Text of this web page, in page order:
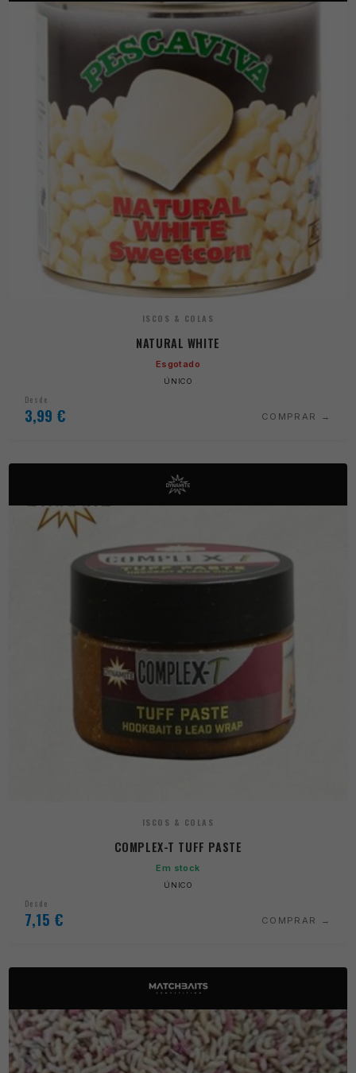
ISCOS & COLAS
NATURAL WHITE
Esgotado
ÚNICO
Desde
3,99 € COMPRAR
ISCOS & COLAS
COMPLEX-T TUFF PASTE
Em stock
ÚNICO
Desde
7,15 € COMPRAR